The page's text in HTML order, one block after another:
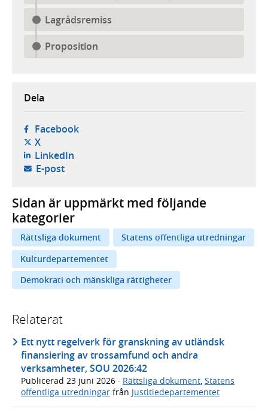
Lagrådsremiss
Proposition
Dela
Facebook- öppnas i ny flik, extern webbplats,
X- öppnas i ny flik, extern webbplats,
LinkedIn- öppnas i ny flik, extern webbplats,
E-post- öppnar din e-postklient,
Sidan är uppmärkt med följande
kategorier
Rättsliga dokument
Statens offentliga utredningar
Kulturdepartementet
Demokrati och mänskliga rättigheter
Relaterat
Ett nytt regelverk för granskning av utländsk
finansiering av trossamfund och andra
verksamheter, SOU 2026:42
Publicerad 23 juni 2026 · Rättsliga dokument Statens
offentliga utredningar från Justitiedepartementet